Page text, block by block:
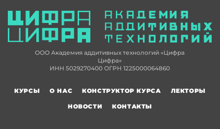
ООО Академия аддитивных технологий «Цифра
Цифра»
ИНН 5029270400 ОГРН 1225000064860
КУРСЫ О НАС КОНСТРУКТОР КУРСА
ЛЕКТОРЫ
НОВОСТИ
КОНТАКТЫ